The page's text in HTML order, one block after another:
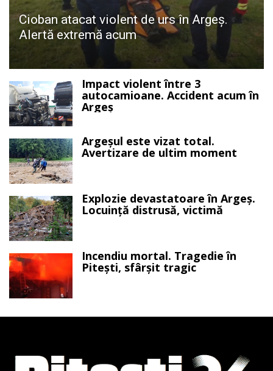
Cioban atacat violent de urs în Argeș.
Alertă extremă acum
Impact violent între 3
autocamioane. Accident acum în
Argeș
Argeșul este vizat total.
Avertizare de ultim moment
Explozie devastatoare în Argeș.
Locuință distrusă, victimă
Incendiu mortal. Tragedie în
Pitești, sfârșit tragic